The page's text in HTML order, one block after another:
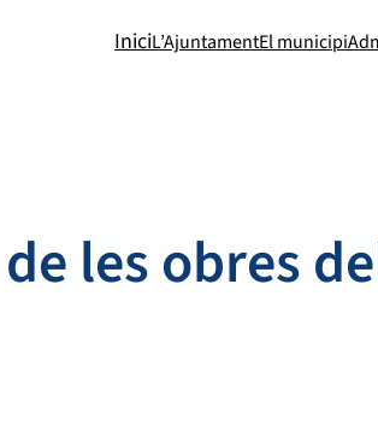
IniciL’AjuntamentEl municipi
les obres